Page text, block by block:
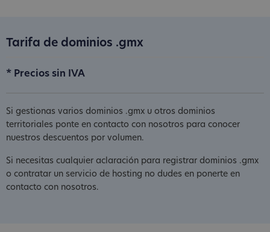
Tarifa de dominios .gmx
* Precios sin IVA
Si gestionas varios dominios .gmx u otros dominios
territoriales ponte en contacto con nosotros para conocer
nuestros descuentos por volumen.
Si necesitas cualquier aclaración para registrar dominios .gmx
o contratar un servicio de hosting no dudes en ponerte en
contacto con nosotros.